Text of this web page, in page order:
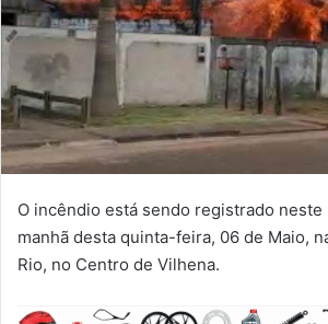
O incêndio está sendo registrado neste
manhã desta quinta-feira, 06 de Maio,
Rio, no Centro de Vilhena.